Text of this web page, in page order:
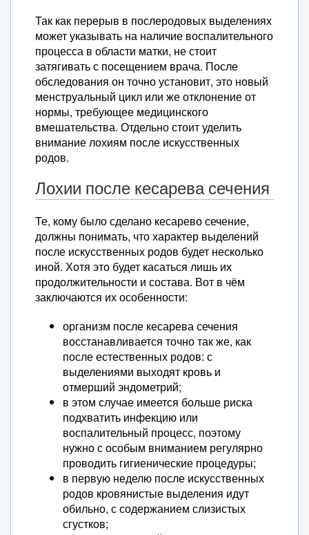
Так как перерыв в послеродовых выделениях
может указывать на наличие воспалительного
процесса в области матки, не стоит
затягивать с посещением врача. После
обследования он точно установит, это новый
менструальный цикл или же отклонение от
нормы, требующее медицинского
вмешательства. Отдельно стоит уделить
внимание лохиям после искусственных
родов.
Лохии после кесарева сечения
Те, кому было сделано кесарево сечение,
должны понимать, что характер выделений
после искусственных родов будет несколько
иной. Хотя это будет касаться лишь их
продолжительности и состава. Вот в чём
заключаются их особенности:
организм после кесарева сечения
восстанавливается точно так же, как
после естественных родов: с
выделениями выходят кровь и
отмерший эндометрий;
в этом случае имеется больше риска
подхватить инфекцию или
воспалительный процесс, поэтому
нужно с особым вниманием регулярно
проводить гигиенические процедуры;
в первую неделю после искусственных
родов кровянистые выделения идут
обильно, с содержанием слизистых
сгустков;